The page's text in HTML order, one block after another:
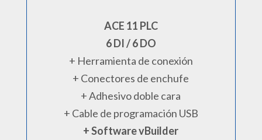
ACE 11 PLC
6 DI / 6 DO
+ Herramienta de conexión
+ Conectores de enchufe
+ Adhesivo doble cara
+ Cable de programación USB
+ Software vBuilder